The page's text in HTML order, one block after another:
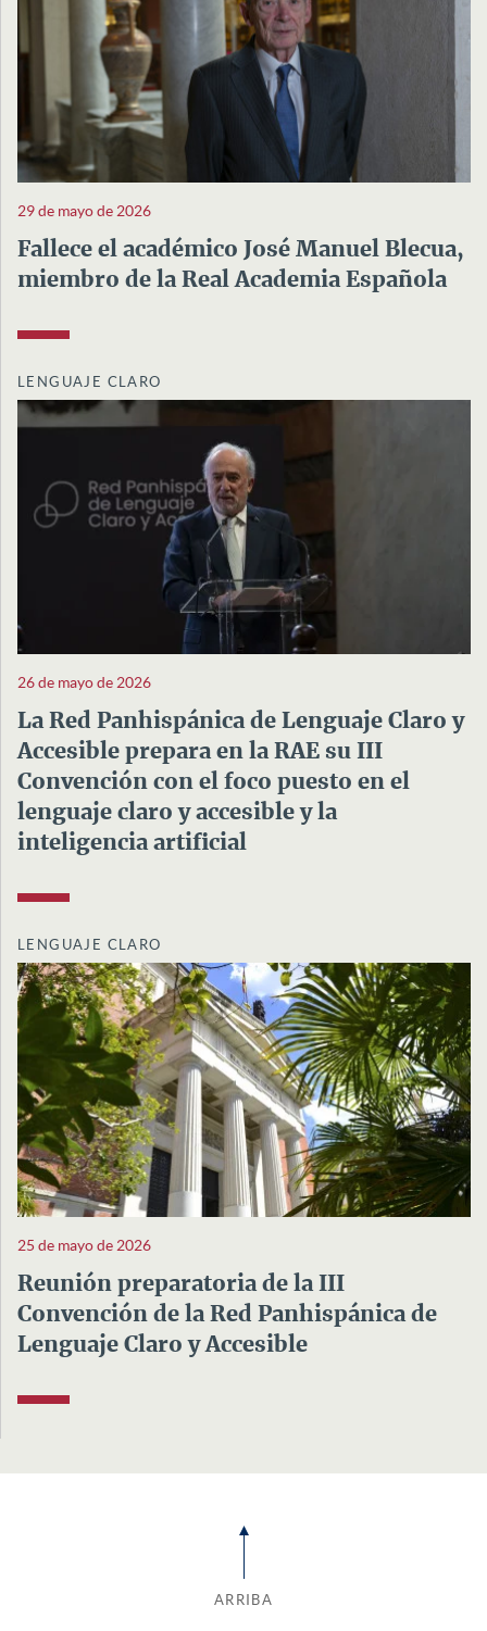
29 de mayo de 2026
Fallece el académico José Manuel Blecua,
miembro de la Real Academia Española
LENGUAJE CLARO
26 de mayo de 2026
La Red Panhispánica de Lenguaje Claro y
Accesible prepara en la RAE su III
Convención con el foco puesto en el
lenguaje claro y accesible y la
inteligencia artificial
LENGUAJE CLARO
25 de mayo de 2026
Reunión preparatoria de la III
Convención de la Red Panhispánica de
Lenguaje Claro y Accesible
ARRIBA